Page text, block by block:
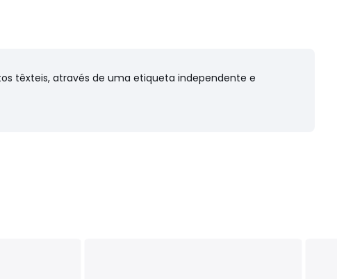
têxteis, através de uma etiqueta independente e